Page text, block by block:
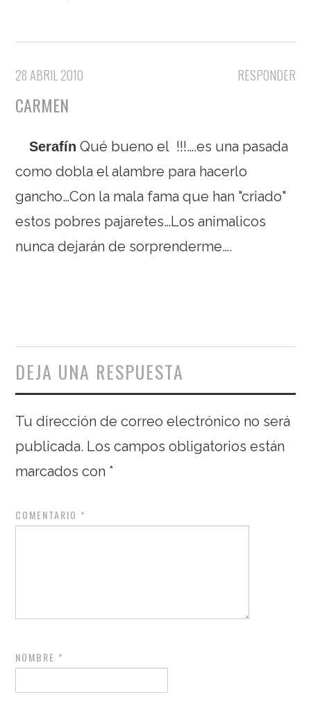
RESPONDER
28 ABRIL 2010
CARMEN
Qué bueno el
Serafín
!!!….es una pasada
como dobla el alambre para hacerlo
gancho…Con la mala fama que han "criado"
estos pobres pajaretes…Los animalicos
nunca dejarán de sorprenderme….
DEJA UNA RESPUESTA
Tu dirección de correo electrónico no será
publicada. Los campos obligatorios están
marcados con *
COMENTARIO *
NOMBRE *